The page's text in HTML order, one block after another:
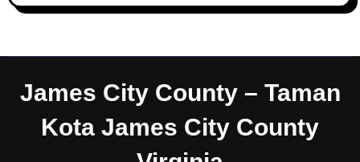
James City County – Taman
Kota James City County